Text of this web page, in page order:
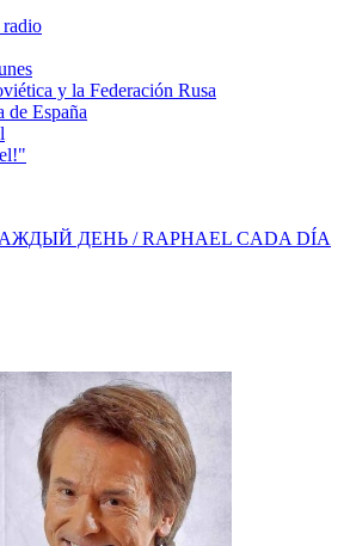
radio
y la Federación Rusa
de España
ДЕНЬ / RAPHAEL CADA DÍA